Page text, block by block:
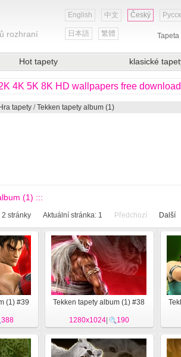
rozhraní
English 中文 Český
日本語 繁體
Hot tapety klasické
4K 5K 8K HD wallpapers free download
Hra tapety /Tekken tapety album (1)
(1) :::
2 stránky Aktuální stránka: 1 Předchozí Další
(1) #39
388
Tekken tapety album (1) #38
1280x1024| 190